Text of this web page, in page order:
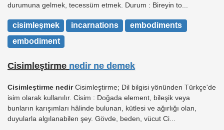
durumuna gelmek, tecessüm etmek. Durum : Bireyin to...
cisimleşmek incarnations
embodiments
embodiment
Cisimleştirme nedir ne demek
Cisimleştirme nedirCisimleştirme; Dil bilgisi yönünden Türkçe'de
isim olarak kullanılır. Cisim : Doğada element, bileşik veya
bunların karışımları hâlinde bulunan, kütlesi ve ağırlığı olan,
duyularla algılanabilen şey. Gövde, beden, vücut Ci...